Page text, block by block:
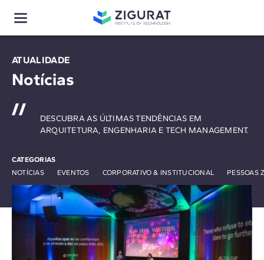
ATUALIDADE
Notícias
CATEGORIAS
NOTÍCIAS
EVENTOS CORPORATIVO & INSTITUCIONAL PESSOAS
DESCUBRA AS ÚLTIMAS TENDÊNCIAS EM
ARQUITETURA, ENGENHARIA E TECH MANAGEMENT.